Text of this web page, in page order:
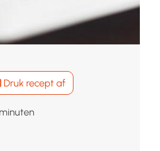
Druk recept af
minuten